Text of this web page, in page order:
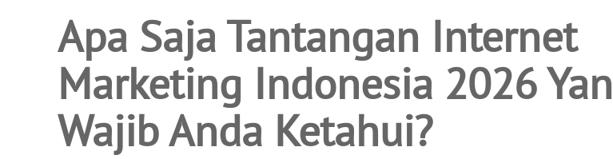
Apa Saja Tantangan Internet
Marketing Indonesia 2026
Wajib Anda Ketahui?